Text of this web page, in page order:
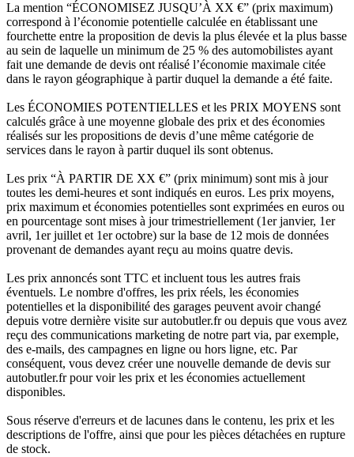
La mention “ÉCONOMISEZ JUSQU’À XX €” (prix maximum)
correspond à l’économie potentielle calculée en établissant une
fourchette entre la proposition de devis la plus élevée et la plus basse
au sein de laquelle un minimum de 25 % des automobilistes ayant
fait une demande de devis ont réalisé l’économie maximale citée
dans le rayon géographique à partir duquel la demande a été faite.
Les ÉCONOMIES POTENTIELLES et les PRIX MOYENS sont
calculés grâce à une moyenne globale des prix et des économies
réalisés sur les propositions de devis d’une même catégorie de
services dans le rayon à partir duquel ils sont obtenus.
Les prix “À PARTIR DE XX €” (prix minimum) sont mis à jour
toutes les demi-heures et sont indiqués en euros. Les prix moyens,
prix maximum et économies potentielles sont exprimées en euros ou
en pourcentage sont mises à jour trimestriellement (1er janvier, 1er
avril, 1er juillet et 1er octobre) sur la base de 12 mois de données
provenant de demandes ayant reçu au moins quatre devis.
Les prix annoncés sont TTC et incluent tous les autres frais
éventuels. Le nombre d'offres, les prix réels, les économies
potentielles et la disponibilité des garages peuvent avoir changé
depuis votre dernière visite sur autobutler.fr ou depuis que vous avez
reçu des communications marketing de notre part via, par exemple,
des e-mails, des campagnes en ligne ou hors ligne, etc. Par
conséquent, vous devez créer une nouvelle demande de devis sur
autobutler.fr pour voir les prix et les économies actuellement
disponibles.
Sous réserve d'erreurs et de lacunes dans le contenu, les prix et les
descriptions de l'offre, ainsi que pour les pièces détachées en rupture
de stock.